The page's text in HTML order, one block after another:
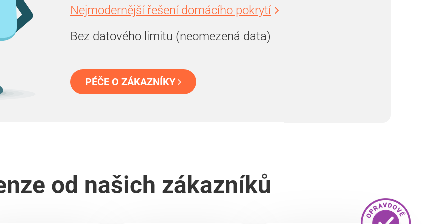
Nejmodernější řešení domácího pokrytí
Bez datového limitu (neomezená data)
PÉČE O ZÁKAZNÍKY
od našich zákazníků